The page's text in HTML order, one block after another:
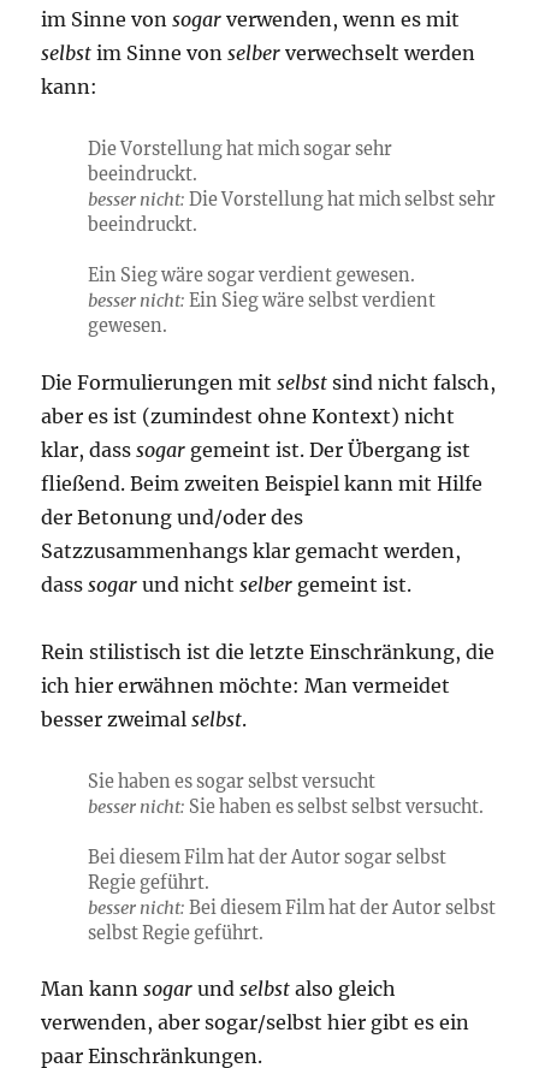
im Sinne vonsogar verwenden, wenn es mit
selbst im Sinne vonselber verwechselt werden
kann:
Die Vorstellung hat mich sogar sehr
beeindruckt.
besser nicht: Die Vorstellung hat mich selbst sehr
beeindruckt.
Ein Sieg wäre sogar verdient gewesen.
besser nicht: Ein Sieg wäre selbst verdient
gewesen.
Die Formulierungen mitselbst sind nicht falsch,
aber es ist (zumindest ohne Kontext) nicht
klar, dasssogar gemeint ist. Der Übergang ist
fließend. Beim zweiten Beispiel kann mit Hilfe
der Betonung und/oder des
Satzzusammenhangs klar gemacht werden,
dasssogar und nichtselber gemeint ist.
Rein stilistisch ist die letzte Einschränkung, die
ich hier erwähnen möchte: Man vermeidet
besser zweimalselbst.
Sie haben es sogar selbst versucht
besser nicht: Sie haben es selbst selbst versucht.
Bei diesem Film hat der Autor sogar selbst
Regie geführt.
besser nicht: Bei diesem Film hat der Autor selbst
selbst Regie geführt.
Man kannsogar undselbst also gleich
verwenden, aber sogar/selbst hier gibt es ein
paar Einschränkungen.